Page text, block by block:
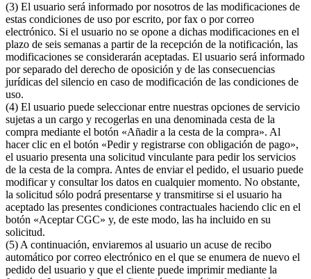
(3) El usuario será informado por nosotros de las modificaciones de
estas condiciones de uso por escrito, por fax o por correo
electrónico. Si el usuario no se opone a dichas modificaciones en el
plazo de seis semanas a partir de la recepción de la notificación, las
modificaciones se considerarán aceptadas. El usuario será informado
por separado del derecho de oposición y de las consecuencias
jurídicas del silencio en caso de modificación de las condiciones de
uso.
(4) El usuario puede seleccionar entre nuestras opciones de servicio
sujetas a un cargo y recogerlas en una denominada cesta de la
compra mediante el botón «Añadir a la cesta de la compra». Al
hacer clic en el botón «Pedir y registrarse con obligación de pago»,
el usuario presenta una solicitud vinculante para pedir los servicios
de la cesta de la compra. Antes de enviar el pedido, el usuario puede
modificar y consultar los datos en cualquier momento. No obstante,
la solicitud sólo podrá presentarse y transmitirse si el usuario ha
aceptado las presentes condiciones contractuales haciendo clic en el
botón «Aceptar CGC» y, de este modo, las ha incluido en su
solicitud.
(5) A continuación, enviaremos al usuario un acuse de recibo
automático por correo electrónico en el que se enumera de nuevo el
pedido del usuario y que el cliente puede imprimir mediante la